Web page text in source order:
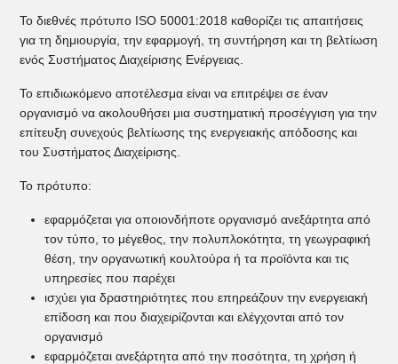
Το διεθνές πρότυπο ISO 50001:2018 καθορίζει τις απαιτήσεις
για τη δημιουργία, την εφαρμογή, τη συντήρηση και τη βελτίωση
ενός Συστήματος Διαχείρισης Ενέργειας.
Το επιδιωκόμενο αποτέλεσμα είναι να επιτρέψει σε έναν
οργανισμό να ακολουθήσει μια συστηματική προσέγγιση για την
επίτευξη συνεχούς βελτίωσης της ενεργειακής απόδοσης και
του Συστήματος Διαχείρισης.
Το πρότυπο:
εφαρμόζεται για οποιονδήποτε οργανισμό ανεξάρτητα από
τον τύπο, το μέγεθος, την πολυπλοκότητα, τη γεωγραφική
θέση, την οργανωτική κουλτούρα ή τα προϊόντα και τις
υπηρεσίες που παρέχει
ισχύει για δραστηριότητες που επηρεάζουν την ενεργειακή
επίδοση και που διαχειρίζονται και ελέγχονται από τον
οργανισμό
εφαρμόζεται ανεξάρτητα από την ποσότητα, τη χρήση ή